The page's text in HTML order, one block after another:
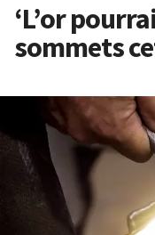
‘L’or
sommets